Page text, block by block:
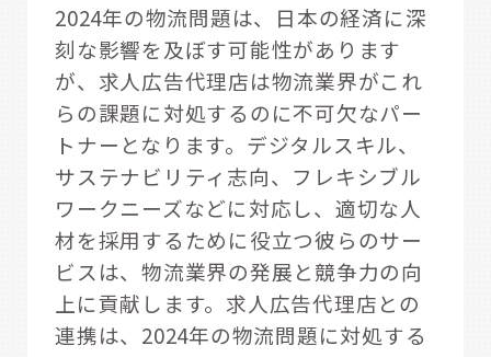
2024年の物流問題は、日本の経済に深
刻な影響を及ぼす可能性があります
が、求人広告代理店は物流業界がこれ
らの課題に対処するのに不可欠なパー
トナーとなります。デジタルスキル、
サステナビリティ志向、フレキシブル
ワークニーズなどに対応し、適切な人
材を採用するために役立つ彼らのサー
ビスは、物流業界の発展と競争力の向
上に貢献します。求人広告代理店との
連携は、2024年の物流問題に対処する